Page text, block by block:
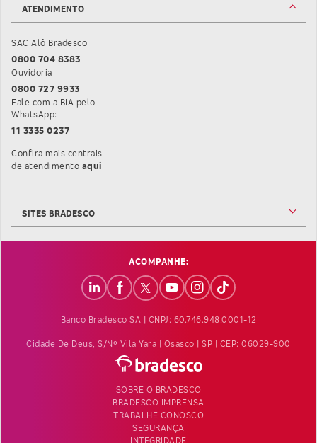
ATENDIMENTO
SAC Alô Bradesco
0800 704 8383
Ouvidoria
0800 727 9933
Fale com a BIA pelo
WhatsApp:
11 3335 0237
Confira mais centrais
de atendimento Confira mais informações sobre as Centrais de
aqui
SITES BRADESCO
ACOMPANHE:
Banco Bradesco SA | CNPJ: 60.746.948.0001-12
Cidade De Deus, S/nº Vila Yara | Osasco | SP | CEP: 06029-900
SOBRE O BRADESCO
BRADESCO IMPRENSA
TRABALHE CONOSCO
SEGURANÇA
INTEGRIDADE